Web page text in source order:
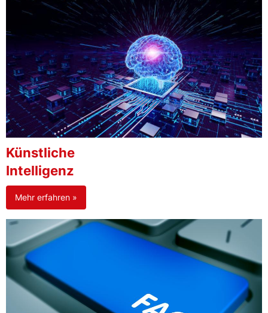
Künstliche
Intelligenz
Mehr erfahren »